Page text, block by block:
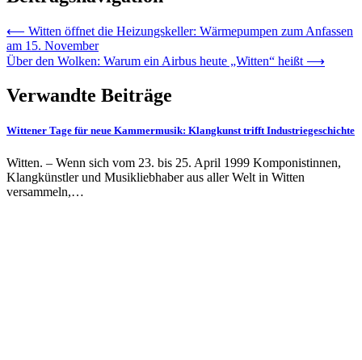
⟵ Witten öffnet die Heizungskeller: Wärmepumpen zum Anfassen
am 15. November
Über den Wolken: Warum ein Airbus heute „Witten“ heißt ⟶
Verwandte Beiträge
Wittener Tage für neue Kammermusik: Klangkunst trifft Industriegeschichte
Witten. – Wenn sich vom 23. bis 25. April 1999 Komponistinnen,
Klangkünstler und Musikliebhaber aus aller Welt in Witten
versammeln,…